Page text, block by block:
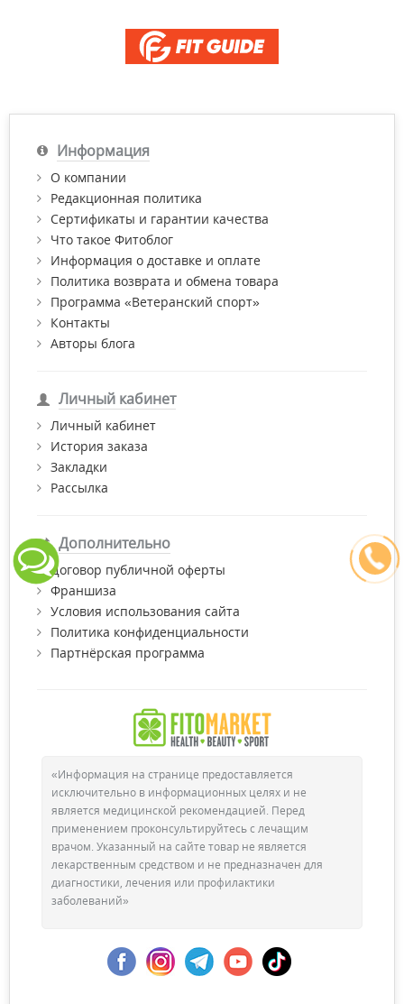
Информация
О компании
Редакционная политика
Сертификаты и гарантии качества
Что такое Фитоблог
Информация о доставке и оплате
Политика возврата и обмена товара
Программа «Ветеранский спорт»
Контакты
Авторы блога
Личный кабинет
Личный кабинет
История заказа
Закладки
Рассылка
Дополнительно
Договор публичной оферты
Франшиза
Условия использования сайта
Политика конфиденциальности
Партнёрская программа
«Информация на странице предоставляется
исключительно в информационных целях и не
является медицинской рекомендацией. Перед
применением проконсультируйтесь с лечащим
врачом. Указанный на сайте товар не является
лекарственным средством и не предназначен для
диагностики, лечения или профилактики
заболеваний»